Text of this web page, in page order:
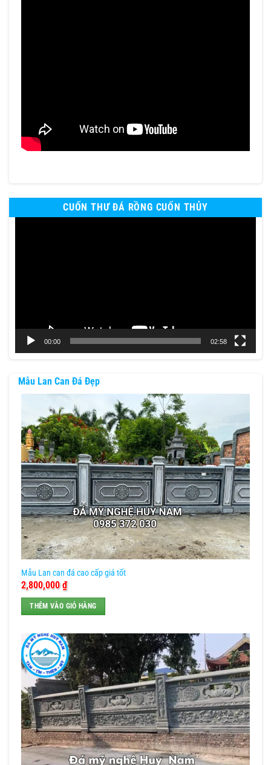
CUỐN THƯ ĐÁ RỒNG CUỐN THỦY
00:00 02:58
Mẫu Lan Can Đá Đẹp
Mẫu Lan can đá cao cấp giá tốt
2,800,000₫
THÊM VÀO GIỎ HÀNG